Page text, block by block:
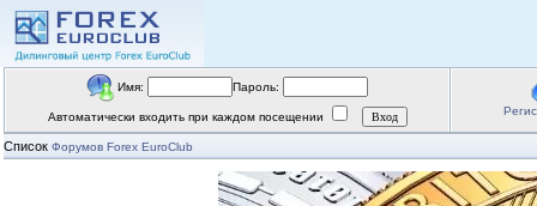
Имя: Пароль:
Автоматически входить при каждом посещении
Список Форумов Forex EuroClub